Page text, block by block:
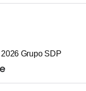
2026 Grupo SDP